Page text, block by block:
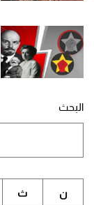
البحث
ن ث